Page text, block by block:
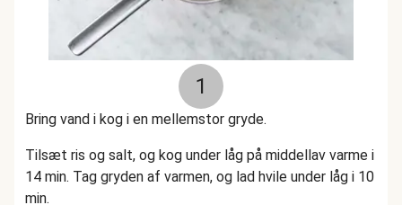
1
Bring vand i kog i en mellemstor gryde.
Tilsæt ris og salt, og kog under låg på middellav varme i
14 min. Tag gryden af varmen, og lad hvile under låg i 10
min.